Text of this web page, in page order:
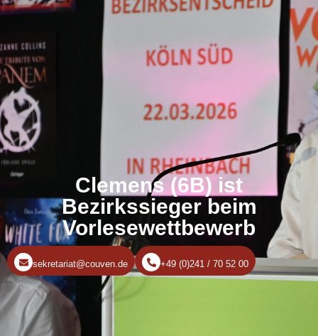
Clemens (6B) ist
Bezirkssieger beim
Vorlesewettbewerb
sekretariat@couven.de +49 (0)241 / 70 52 00